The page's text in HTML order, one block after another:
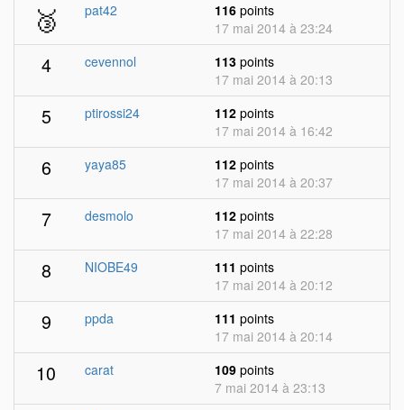
🥉 pat42 116 points
17 mai 2014 à 23:24
4 cevennol 113 points
17 mai 2014 à 20:13
5 ptirossi24 112 points
17 mai 2014 à 16:42
6 yaya85 112 points
17 mai 2014 à 20:37
7 desmolo 112 points
17 mai 2014 à 22:28
8 NIOBE49 111 points
17 mai 2014 à 20:12
9 ppda 111 points
17 mai 2014 à 20:14
10 carat 109 points
7 mai 2014 à 23:13